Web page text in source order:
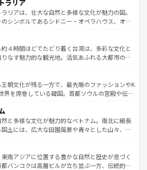
オーリンズでは、音楽と美食が融合した独特の
。旅行者はアメリカの各地域で異なる魅力を楽
、その多様性と豊かな歴史を感じることができ
な旅のスタイルだ。 なお、新着のアメリカ
ンテンツ一覧を参照してほしい。
逃せない。また、定番の観光地といえばオアフ
かな自然を求めるならマウイ島やカウアイ島が
エメラルドグリーンに輝く海をはじめ、豊かな
なしの心で訪れる人々を迎えてくれるハワイの
いしいローカルフードやハワイアンミュージッ
なフラダンスなど、すべてがハワイの魅力を彩
わってほしい。 なお、新着のハワイ情報
ツ一覧を参照してほしい。
ラリア
リアは、壮大な自然と多様な文化が魅力の国。
シンボルであるシドニー・オペラハウス、オー
や大陸中央部にそびえるウルル（エアーズロッ
マニアの美しい原生林やケアンズの熱帯雨林な
ろがたくさん。また、カフェやワイン、オージ
ティビティも充実しており、サーフィンやダイ
イキングなど、アウトドア好きにはたまらな
トラリアの多彩な魅力を存分に味わいつくそ
しい。
４時間ほどでたどり着く台湾は、多彩な文化と
なす魅力的な観光地。活気あふれる大都市の台
つな山岳地帯である台湾東部など、都市の喧騒
静けさが共存しており、訪れる人に新しい発見と
らしてくれる。また、奥深い台湾の食文化も魅
と評判のスイーツなど、バラエティ豊かな料理
が味わえる。 なお、新着の台湾情報は コンテンツ一覧を参
い。
王朝文化が残る一方で、最先端のファッションやK
界を席巻している韓国。首都ソウルの宮殿や伝統
足を延ばせば四季折々の自然美を楽しむことが
そして、キムチや焼肉、絶品のストリートフード
まざまな韓国料理が待っている。夜には、韓国な
まれながら、韓国の多彩な魅力を心ゆくまで味
わってみてほしい。 なお、新着の韓国情報はコンテンツ一
してほしい。
然と多様な文化が魅力的なベトナム。南北に細長
国土には、広大な田園風景や青々とした山々、世
と共に伝統が息づく。ハノイの古い町並みやホ
のフランス統治時代の建物も、独特の雰囲気を
いる。また、バラエティの豊かさとおいしさで
南アジアに位置する豊かな自然と歴史が息づく
バンコクは高層ビルが立ち並ぶ一方、伝統的な